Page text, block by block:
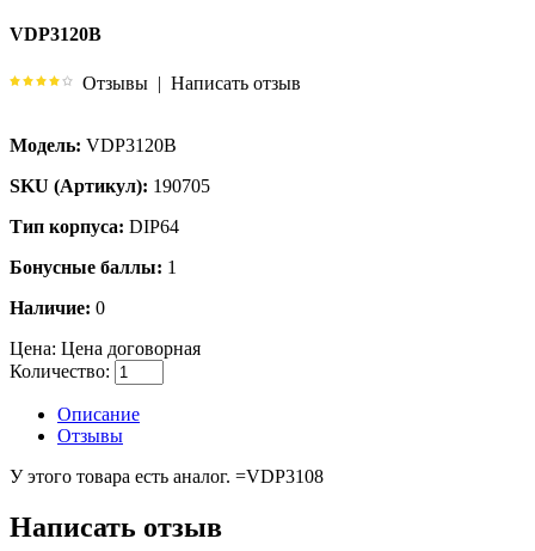
VDP3120B
Отзывы | Написать отзыв
Модель: VDP3120B
SKU (Артикул): 190705
Тип корпуса: DIP64
Бонусные баллы: 1
Наличие: 0
Цена: Цена договорная
Количество:
Описание
Отзывы
У этого товара есть аналог. =VDP3108
Написать отзыв